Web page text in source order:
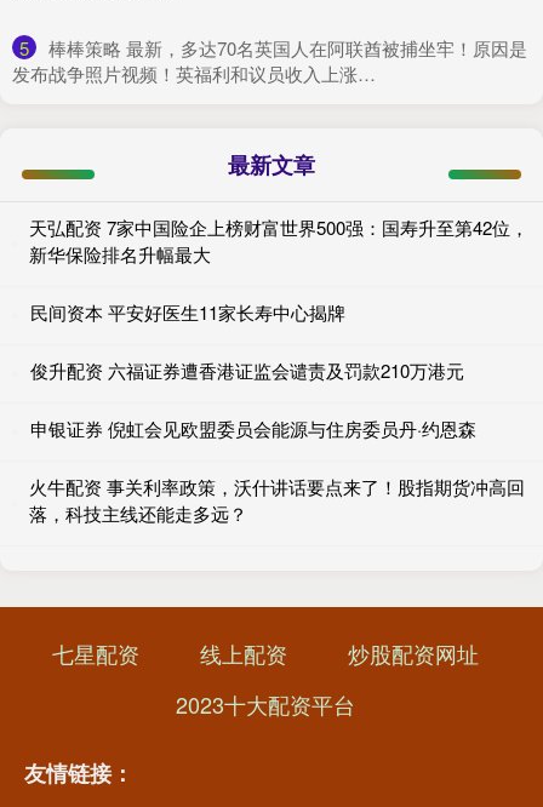
5
​棒棒策略 最新，多达70名英国人在阿联酋被捕坐牢！原因是
发布战争照片视频！英福利和议员收入上涨…
最新文章
天弘配资 7家中国险企上榜财富世界500强：国寿升至第42位，
新华保险排名升幅最大
民间资本 平安好医生11家长寿中心揭牌
俊升配资 六福证券遭香港证监会谴责及罚款210万港元
申银证券 倪虹会见欧盟委员会能源与住房委员丹·约恩森
火牛配资 事关利率政策，沃什讲话要点来了！股指期货冲高回
落，科技主线还能走多远？
七星配资 线上配资
炒股配资网址
2023十大配资平台
友情链接：